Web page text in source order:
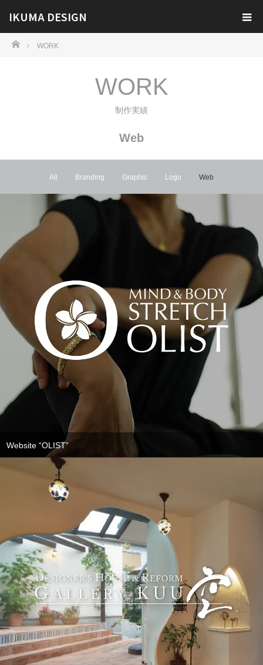
IKUMA DESIGN
ホームWORK
WORK
制作実績
Web
All Branding Graphic Logo Web
Website “OLIST”